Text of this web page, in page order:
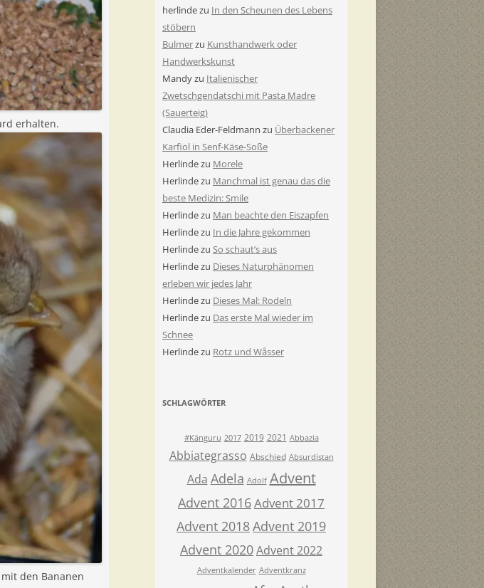
erhalten.
den Bananen
herlindezu In den Scheunen des Lebens
stöbern
Bulmerzu Kunsthandwerk oder
Handwerkskunst
Mandyzu Italienischer
Zwetschgendatschi mit Pasta Madre
(Sauerteig)
Claudia Eder-Feldmann zu Überbackener
Karfiol in Senf-Käse-Soße
Herlindezu Morele
Herlindezu Manchmal ist genau das die
beste Medizin: Smile
Herlindezu Man beachte den Eiszapfen
Herlindezu In die Jahre gekommen
Herlindezu So schaut’s aus
Herlindezu Dieses Naturphänomen
erleben wir jedes Jahr
Herlindezu Dieses Mal: Rodeln
Herlindezu Das erste Mal wieder im
Schnee
Herlindezu Rotz und Wåsser
SCHLAGWÖRTER
#Känguru 2017 2019 2021 Abbazia
Abbiategrasso Abschied Absurdistan
Ada Adela Adolf Advent
Advent 2016Advent 2017
Advent 2018Advent 2019
Advent 2020Advent 2022
Adventkalender Adventkranz